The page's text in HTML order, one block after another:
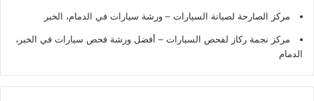
مركز الصارحة لصيانة السيارات – ورشة سيارات في الدمام، الخبر
مركز نجمة ركاز لفحص السيارات – أفضل ورشة فحص سيارات في الخبر،
الدمام